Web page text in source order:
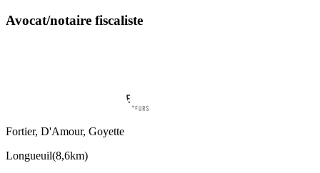
Avocat/notaire fiscaliste
Fortier, D'Amour, Goyette
Longueuil(8,6km)